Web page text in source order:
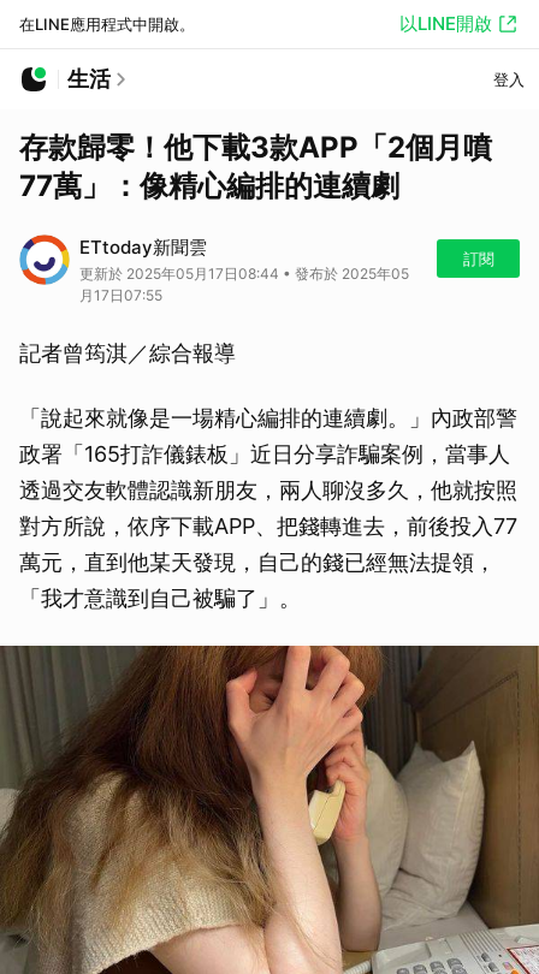
在LINE應用程式中開啟。 以LINE開啟
生活 登入
存款歸零！他下載3款APP「2個月噴
77萬」：像精心編排的連續劇
ETtoday新聞雲
更新於 2025年05月17日08:44 • 發布於 2025年05
月17日07:55
訂閱
記者曾筠淇／綜合報導
「說起來就像是一場精心編排的連續劇。」內政部警
政署「165打詐儀錶板」近日分享詐騙案例，當事人
透過交友軟體認識新朋友，兩人聊沒多久，他就按照
對方所說，依序下載APP、把錢轉進去，前後投入77
萬元，直到他某天發現，自己的錢已經無法提領，
「我才意識到自己被騙了」。